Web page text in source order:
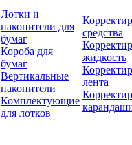
Лотки и
накопители для
бумаг
Короба для
бумаг
Вертикальные
накопители
Комплектующие
для лотков
средства
жидкость
лента